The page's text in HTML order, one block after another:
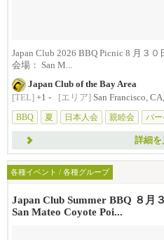
Japan Club 2026 BBQ Picnic 8 月３０
会場： San M...
Japan Club of the Bay Area
[TEL] +1 - [エリア] San Francisco,
BBQ
夏 日本人会 親睦会 バ
詳細を
各種イベント / 各種グループ
Japan Club Summer BBQ ８月
San Mateo Coyote Poi...